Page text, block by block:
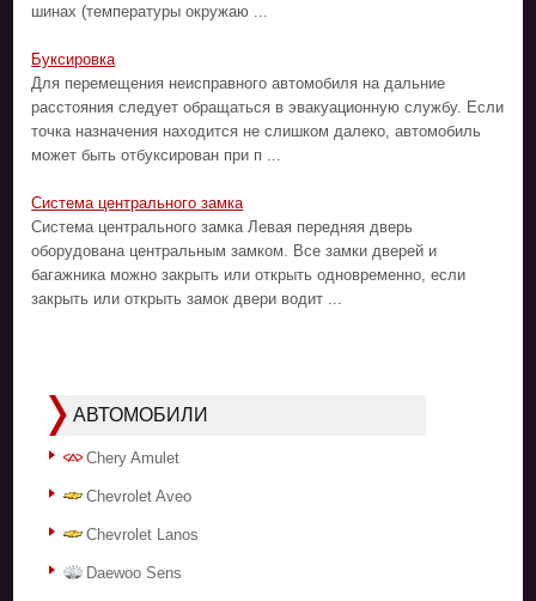
шинах (температуры окружаю ...
Буксировка
Для перемещения неисправного автомобиля на дальние
расстояния следует обращаться в эвакуационную службу. Если
точка назначения находится не слишком далеко, автомобиль
может быть отбуксирован при п ...
Система центрального замка
Система центрального замка Левая передняя дверь
оборудована центральным замком. Все замки дверей и
багажника можно закрыть или открыть одновременно, если
закрыть или открыть замок двери водит ...
АВТОМОБИЛИ
Chery Amulet
Chevrolet Aveo
Chevrolet Lanos
Daewoo Sens